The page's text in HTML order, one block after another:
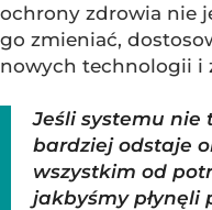
ochrony zdrowia nie
go zmieniać,
nowych technologii i
Jeśli systemu nie
bardziej odstaje
wszystkim od
jakbyśmy płynęli